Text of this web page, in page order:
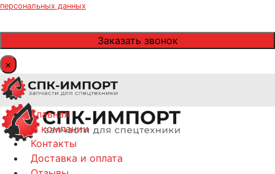
персональных данных
×
Главная
О компании
Контакты
Доставка и оплата